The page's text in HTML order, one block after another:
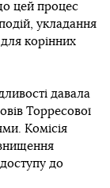
цей процес
укладання
корінних
давала
Торресової
Комісія
до